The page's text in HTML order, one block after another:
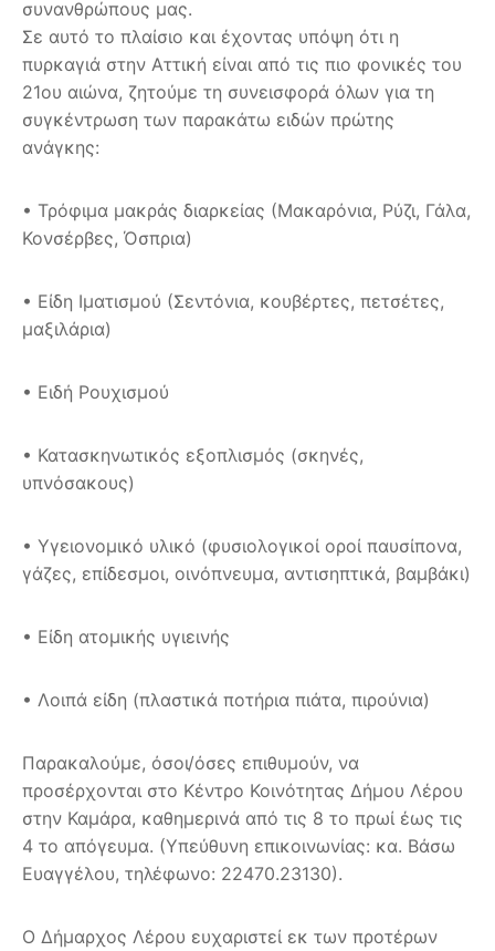
συνανθρώπους μας.
Σε αυτό το πλαίσιο και έχοντας υπόψη ότι η
πυρκαγιά στην Αττική είναι από τις πιο φονικές του
21ου αιώνα, ζητούμε τη συνεισφορά όλων για τη
συγκέντρωση των παρακάτω ειδών πρώτης
ανάγκης:
• Τρόφιμα μακράς διαρκείας (Μακαρόνια, Ρύζι, Γάλα,
Κονσέρβες, Όσπρια)
• Είδη Ιματισμού (Σεντόνια, κουβέρτες, πετσέτες,
μαξιλάρια)
• Ειδή Ρουχισμού
• Κατασκηνωτικός εξοπλισμός (σκηνές,
υπνόσακους)
• Υγειονομικό υλικό (φυσιολογικοί οροί παυσίπονα,
γάζες, επίδεσμοι, οινόπνευμα, αντισηπτικά, βαμβάκι)
• Είδη ατομικής υγιεινής
• Λοιπά είδη (πλαστικά ποτήρια πιάτα, πιρούνια)
Παρακαλούμε, όσοι/όσες επιθυμούν, να
προσέρχονται στο Κέντρο Κοινότητας Δήμου Λέρου
στην Καμάρα, καθημερινά από τις 8 το πρωί έως τις
4 το απόγευμα. (Υπεύθυνη επικοινωνίας: κα. Βάσω
Ευαγγέλου, τηλέφωνο: 22470.23130).
Ο Δήμαρχος Λέρου ευχαριστεί εκ των προτέρων